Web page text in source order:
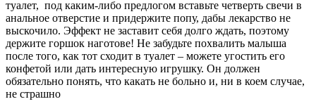
туалет, под каким-либо предлогом вставьте четверть свечи в
анальное отверстие и придержите попу, дабы лекарство не
выскочило. Эффект не заставит себя долго ждать, поэтому
держите горшок наготове! Не забудьте похвалить малыша
после того, как тот сходит в туалет – можете угостить его
конфетой или дать интересную игрушку. Он должен
обязательно понять, что какать не больно и, ни в коем случае,
не страшно